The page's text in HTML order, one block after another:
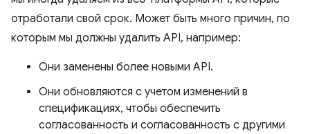
отработали свой срок. Может быть много причин, по
которым мы должны удалить API, например:
Они заменены более новыми API.
Они обновляются с учетом изменений в
спецификациях, чтобы обеспечить
согласованность и согласованность с другими